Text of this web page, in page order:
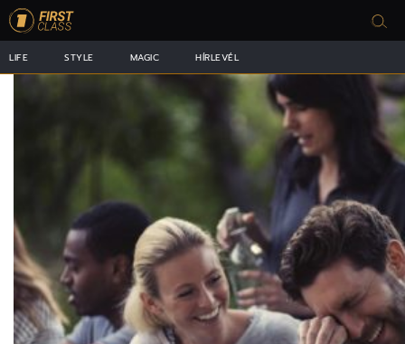
LIFE STYLE MAGIC HÍRLEVÉL